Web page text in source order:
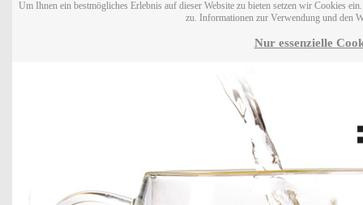
Um Ihnen ein bestmögliches Erlebnis auf dieser Website zu bieten setzen wir Cookies
zu. Informationen zur Verwendung und den
Nur essenzielle